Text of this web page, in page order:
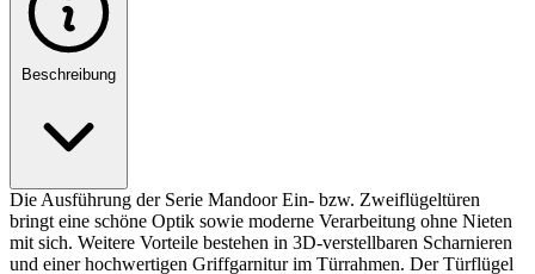
Beschreibung
Die Ausführung der Serie Mandoor Ein- bzw. Zweiflügeltüren
bringt eine schöne Optik sowie moderne Verarbeitung ohne Nieten
mit sich. Weitere Vorteile bestehen in 3D-verstellbaren Scharnieren
und einer hochwertigen Griffgarnitur im Türrahmen. Der Türflügel